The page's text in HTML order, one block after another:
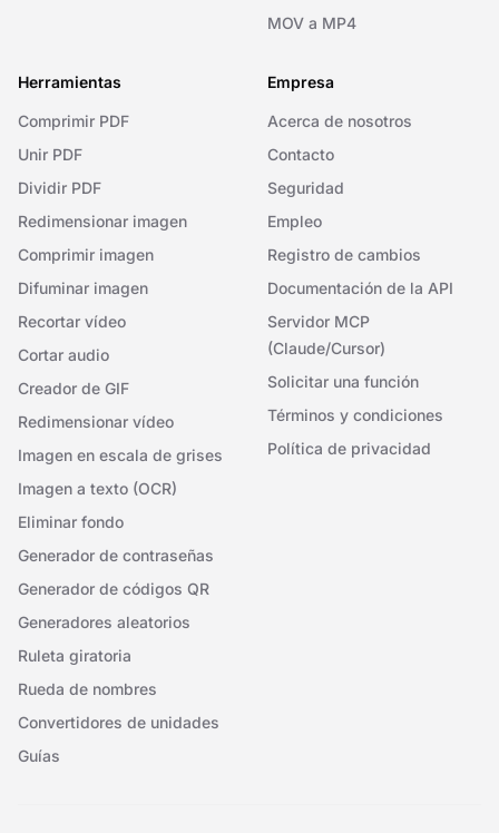
MOV a MP4
Herramientas
Comprimir PDF
Unir PDF
Dividir PDF
Redimensionar imagen
Comprimir imagen
Difuminar imagen
Recortar vídeo
Cortar audio
Creador de GIF
Redimensionar vídeo
Imagen en escala de grises
Imagen a texto (OCR)
Eliminar fondo
Generador de contraseñas
Generador de códigos QR
Generadores aleatorios
Ruleta giratoria
Rueda de nombres
Convertidores de unidades
Guías
Empresa
Acerca de nosotros
Contacto
Seguridad
Empleo
Registro de cambios
Documentación de la API
Servidor MCP
(Claude/Cursor)
Solicitar una función
Términos y condiciones
Política de privacidad